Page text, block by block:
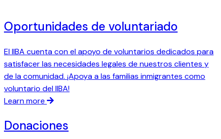
:
e
n
n
i
r
l
u
r
:
S
Oportunidades de voluntariado
El IIBA cuenta con el apoyo de voluntarios dedicados para
satisfacer las necesidades legales de nuestros clientes y
de la comunidad. ¡Apoya a las familias inmigrantes como
voluntario del IIBA!
Learn more
Donaciones